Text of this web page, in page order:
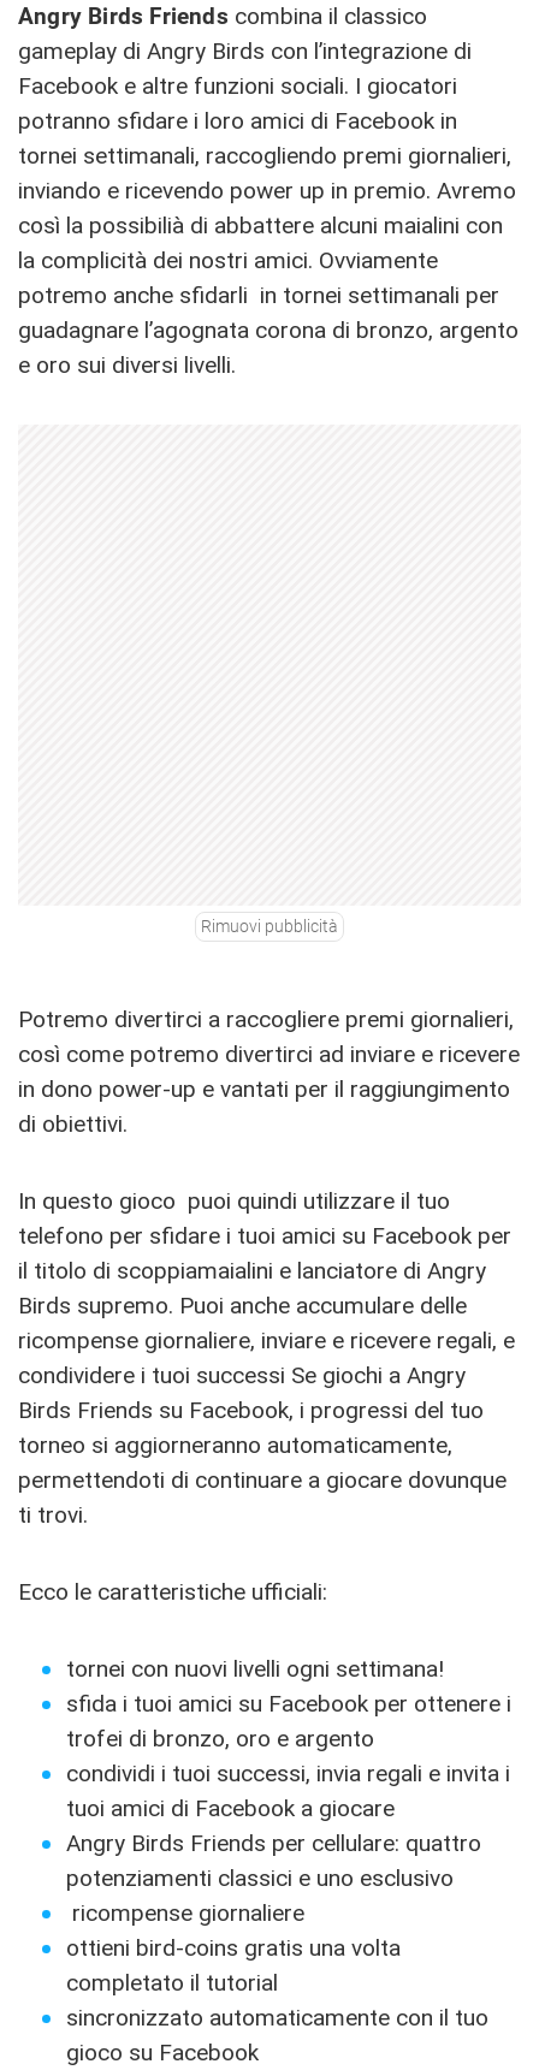
Angry Birds Friends combina il classico
gameplay di Angry Birds con l’integrazione di
Facebook e altre funzioni sociali. I giocatori
potranno sfidare i loro amici di Facebook in
tornei settimanali, raccogliendo premi giornalieri,
inviando e ricevendo power up in premio. Avremo
così la possibilià di abbattere alcuni maialini con
la complicità dei nostri amici. Ovviamente
potremo anche sfidarli in tornei settimanali per
guadagnare l’agognata corona di bronzo, argento
e oro sui diversi livelli.
Rimuovi pubblicità
Potremo divertirci a raccogliere premi giornalieri,
così come potremo divertirci ad inviare e ricevere
in dono power-up e vantati per il raggiungimento
di obiettivi.
In questo gioco puoi quindi utilizzare il tuo
telefono per sfidare i tuoi amici su Facebook per
il titolo di scoppiamaialini e lanciatore di Angry
Birds supremo. Puoi anche accumulare delle
ricompense giornaliere, inviare e ricevere regali, e
condividere i tuoi successi Se giochi a Angry
Birds Friends su Facebook, i progressi del tuo
torneo si aggiorneranno automaticamente,
permettendoti di continuare a giocare dovunque
ti trovi.
Ecco le caratteristiche ufficiali:
tornei con nuovi livelli ogni settimana!
sfida i tuoi amici su Facebook per ottenere i
trofei di bronzo, oro e argento
condividi i tuoi successi, invia regali e invita i
tuoi amici di Facebook a giocare
Angry Birds Friends per cellulare: quattro
potenziamenti classici e uno esclusivo
ricompense giornaliere
ottieni bird-coins gratis una volta
completato il tutorial
sincronizzato automaticamente con il tuo
gioco su Facebook